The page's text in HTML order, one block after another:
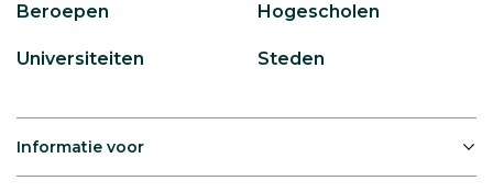
Beroepen Hogescholen
Universiteiten Steden
Informatie voor